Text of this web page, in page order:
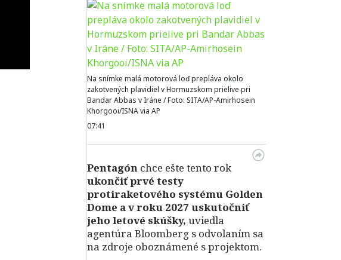
Na snímke malá motorová loď prepláva okolo
zakotvených plavidiel v Hormuzskom prielive pri
Bandar Abbas v Iráne / Foto: SITA/AP-Amirhosein
Khorgooi/ISNA via AP
07:41
Pentagón chce ešte tento rok
ukončiť prvé testy
protiraketového systému Golden
Dome a v roku 2027 uskutočniť
jeho letové skúšky, uviedla
agentúra Bloomberg s odvolaním sa
na zdroje oboznámené s projektom.